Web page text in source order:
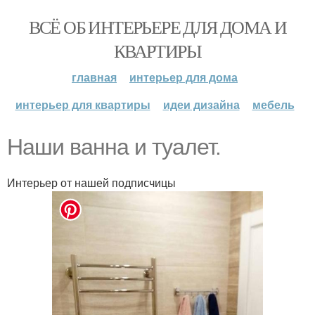
ВСЁ ОБ ИНТЕРЬЕРЕ ДЛЯ ДОМА И
КВАРТИРЫ
главная
интерьер для дома
интерьер для квартиры
идеи дизайна мебель
Наши ванна и туалет.
Интерьер от нашей подписчицы